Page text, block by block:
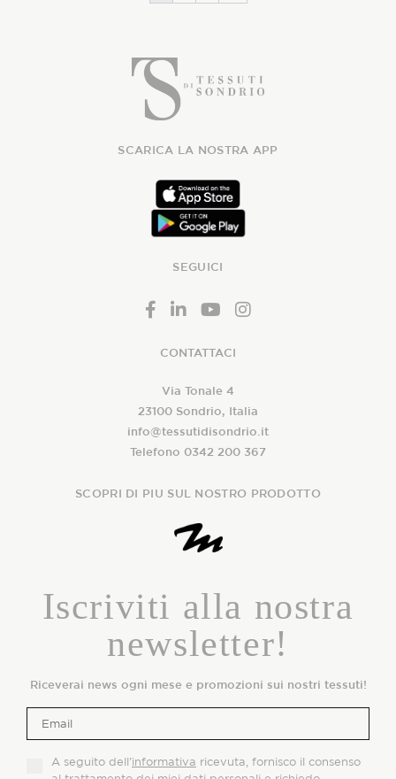
SCARICA LA NOSTRA APP
SEGUICI
CONTATTACI
Via Tonale 4
23100 Sondrio, Italia
info@tessutidisondrio.it
Telefono 0342 200 367
SCOPRI DI PIU SUL NOSTRO PRODOTTO
Iscriviti alla nostra
newsletter!
Riceverai news ogni mese e promozioni sui nostri tessuti!
A seguito dell’informativa ricevuta, fornisco il consenso